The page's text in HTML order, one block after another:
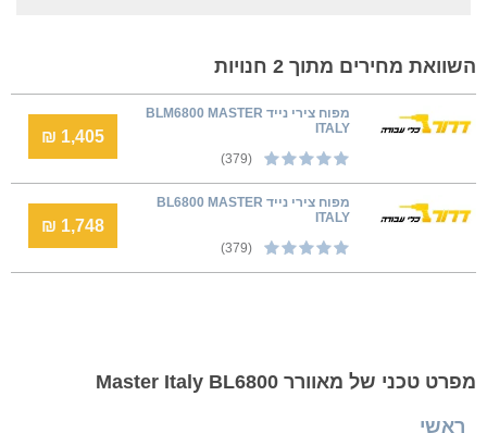
השוואת מחירים מתוך 2 חנויות
מפוח צירי נייד BLM6800 MASTER
ITALY
(379)
1,405 ₪
מפוח צירי נייד BL6800 MASTER
ITALY
(379)
1,748 ₪
מפרט טכני של מאוורר Master Italy BL6800
ראשי